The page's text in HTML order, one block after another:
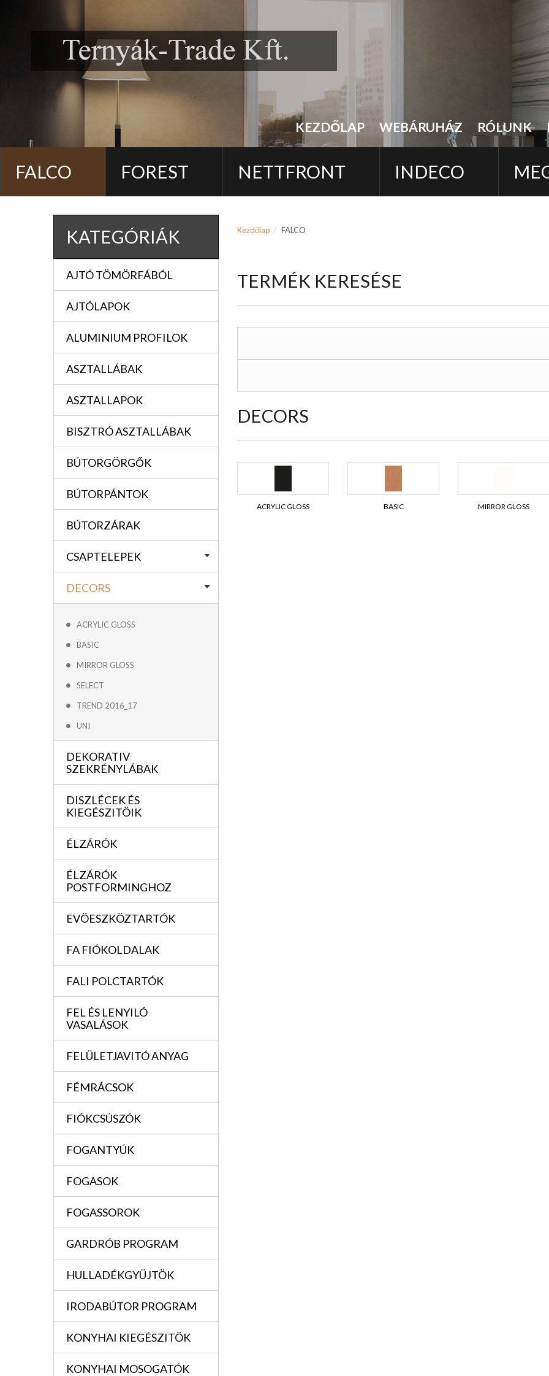
KEZDŐLAP WEBÁRUHÁZ RÓLUNK
FALCO FOREST NETTFRONT INDECO
KATEGÓRIÁK
AJTÓ TÖMÖRFÁBÓL
AJTÓLAPOK
ALUMINIUM PROFILOK
ASZTALLÁBAK
ASZTALLAPOK
BISZTRÓ ASZTALLÁBAK
BÚTORGÖRGŐK
BÚTORPÁNTOK
BÚTORZÁRAK
CSAPTELEPEK
DECORS
ACRYLIC GLOSS
BASIC
MIRROR GLOSS
SELECT
TREND 2016_17
UNI
DEKORATIV
SZEKRÉNYLÁBAK
DISZLÉCEK ÉS
KIEGÉSZITÖIK
ÉLZÁRÓK
ÉLZÁRÓK
POSTFORMINGHOZ
EVÖESZKÖZTARTÓK
FA FIÓKOLDALAK
FALI POLCTARTÓK
FEL ÉS LENYILÓ
VASALÁSOK
FELÜLETJAVITÓ ANYAG
FÉMRÁCSOK
FIÓKCSÚSZÓK
FOGANTYÚK
FOGASOK
FOGASSOROK
GARDRÓB PROGRAM
HULLADÉKGYÜJTÖK
IRODABÚTOR PROGRAM
KONYHAI KIEGÉSZITÖK
KONYHAI MOSOGATÓK
Kezdőlap FALCO
TERMÉK KERESÉSE
DECORS
ACRYLIC GLOSS BASIC MIRROR GLOSS